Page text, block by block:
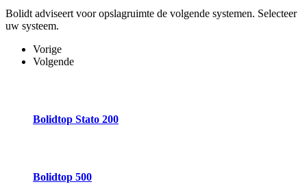
Bolidt adviseert voor opslagruimte de volgende systemen. Selecteer
uw systeem.
Vorige
Volgende
Bolidtop Stato 200
Bolidtop 500